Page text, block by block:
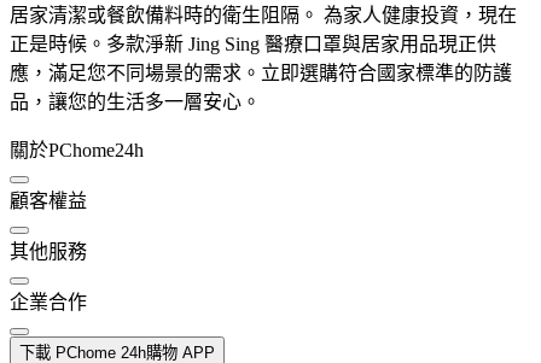
居家清潔或餐飲備料時的衛生阻隔。 為家人健康投資，現在
正是時候。多款淨新 Jing Sing 醫療口罩與居家用品現正供
應，滿足您不同場景的需求。立即選購符合國家標準的防護
品，讓您的生活多一層安心。
關於PChome24h
顧客權益
其他服務
企業合作
下載 PChome 24h購物 APP